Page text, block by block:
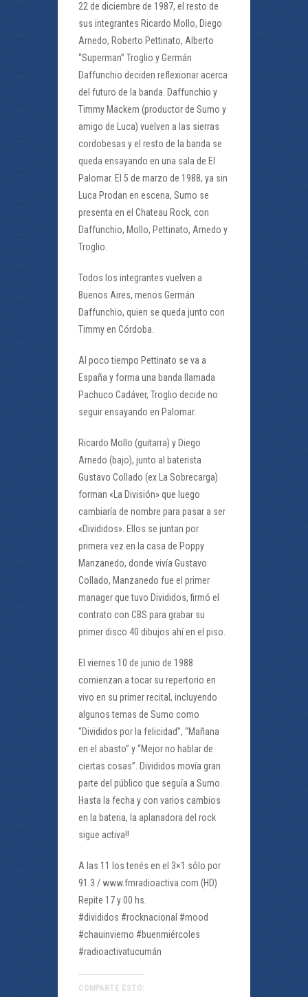
22 de diciembre de 1987, el resto de
sus integrantes Ricardo Mollo, Diego
Arnedo, Roberto Pettinato, Alberto
“Superman” Troglio y Germán
Daffunchio deciden reflexionar acerca
del futuro de la banda. Daffunchio y
Timmy Mackern (productor de Sumo y
amigo de Luca) vuelven a las sierras
cordobesas y el resto de la banda se
queda ensayando en una sala de El
Palomar. El 5 de marzo de 1988, ya sin
Luca Prodan en escena, Sumo se
presenta en el Chateau Rock, con
Daffunchio, Mollo, Pettinato, Arnedo y
Troglio.
Todos los integrantes vuelven a
Buenos Aires, menos Germán
Daffunchio, quien se queda junto con
Timmy en Córdoba.
Al poco tiempo Pettinato se va a
España y forma una banda llamada
Pachuco Cadáver, Troglio decide no
seguir ensayando en Palomar.
Ricardo Mollo (guitarra) y Diego
Arnedo (bajo), junto al baterista
Gustavo Collado (ex La Sobrecarga)
forman «La División» que luego
cambiaría de nombre para pasar a ser
«Divididos». Ellos se juntan por
primera vez en la casa de Poppy
Manzanedo, donde vivía Gustavo
Collado, Manzanedo fue el primer
manager que tuvo Divididos, firmó el
contrato con CBS para grabar su
primer disco 40 dibujos ahí en el piso.
El viernes 10 de junio de 1988
comienzan a tocar su repertorio en
vivo en su primer recital, incluyendo
algunos temas de Sumo como
“Divididos por la felicidad”, “Mañana
en el abasto” y “Mejor no hablar de
ciertas cosas”. Divididos movía gran
parte del público que seguía a Sumo.
Hasta la fecha y con varios cambios
en la bateria, la aplanadora del rock
sigue activa!!
A las 11 los tenés en el 3×1 sólo por
91.3 / www.fmradioactiva.com (HD)
Repite 17 y 00 hs.
#divididos #rocknacional #mood
#chauinvierno #buenmiércoles
#radioactivatucumán
COMPARTE ESTO: